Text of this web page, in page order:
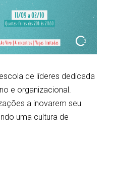
de líderes dedicada
e organizacional.
a inovarem seu
uma cultura de